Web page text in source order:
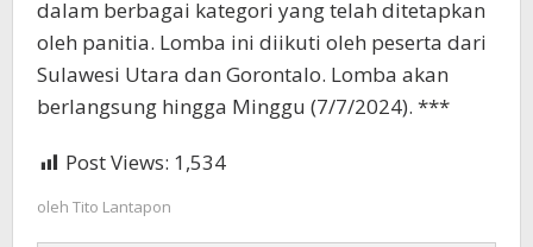
dalam berbagai kategori yang telah ditetapkan
oleh panitia. Lomba ini diikuti oleh peserta dari
Sulawesi Utara dan Gorontalo. Lomba akan
berlangsung hingga Minggu (7/7/2024). ***
Post Views: 1,534
oleh Tito Lantapon